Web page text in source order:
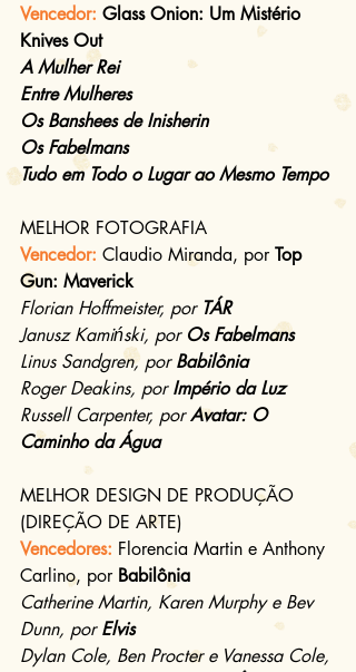
Vencedor: Glass Onion: Um Mistério
Knives Out
A Mulher Rei
Entre Mulheres
Os Banshees de Inisherin
Os Fabelmans
Tudo em Todo o Lugar ao Mesmo Tempo
MELHOR FOTOGRAFIA
Vencedor: Claudio Miranda, por Top
Gun: Maverick
Florian Hoffmeister, por TÁR
Janusz Kamiński, por Os Fabelmans
Linus Sandgren, por Babilônia
Roger Deakins, por Império da Luz
Russell Carpenter, por Avatar: O
Caminho da Água
MELHOR DESIGN DE PRODUÇÃO
(DIREÇÃO DE ARTE)
Vencedores: Florencia Martin e Anthony
Carlino, por Babilônia
Catherine Martin, Karen Murphy e Bev
Dunn, por Elvis
Dylan Cole, Ben Procter e Vanessa Cole,